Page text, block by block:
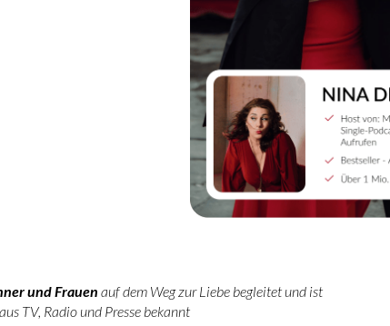
und Frauen auf dem Weg zur Liebe begleitet und ist
TV, Radio und Presse bekannt